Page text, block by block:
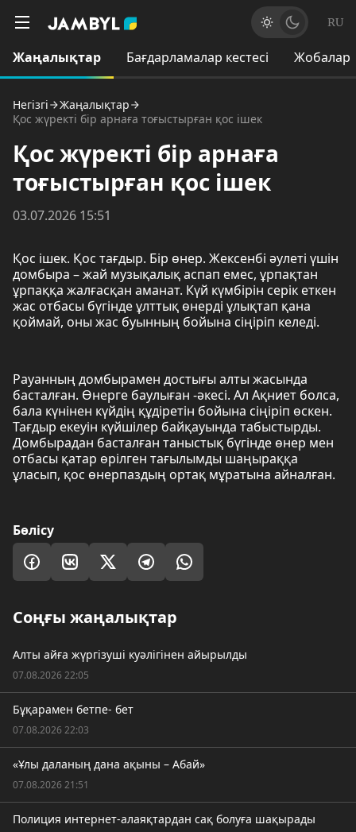
RU
Жаңалықтар Бағдарламалар кестесі Жобалар
Негізгі
Жаңалықтар
Қос жүректі бір арнаға тоғыстырған қос ішек
Қос жүректі бір арнаға
тоғыстырған қос ішек
03.07.2026 15:51
Қос ішек. Қос тағдыр. Бір өнер. Жексенбі әулеті үшін
домбыра – жай музықалық аспап емес, ұрпақтан
ұрпаққа жалғасқан аманат. Күй күмбірін серік еткен
жас отбасы бүгінде ұлттық өнерді ұлықтап қана
қоймай, оны жас буынның бойына сіңіріп келеді.
Рауанның домбырамен достығы алты жасында
басталған. Өнерге баулыған -әкесі. Ал Ақниет болса,
бала күнінен күйдің құдіретін бойына сіңіріп өскен.
Тағдыр екеуін күйшілер байқауында табыстырды.
Домбырадан басталған таныстық бүгінде өнер мен
отбасы қатар өрілген тағылымды шаңыраққа
ұласып, қос өнерпаздың ортақ мұратына айналған.
Бөлісу
Соңғы жаңалықтар
Алты айға жүргізуші куәлігінен айырылды
07.08.2026 22:05
Бұқарамен бетпе- бет
07.08.2026 22:03
«Ұлы даланың дана ақыны – Абай»
07.08.2026 21:51
Полиция интернет-алаяқтардан сақ болуға шақырады